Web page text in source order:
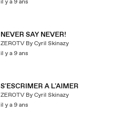
il y a 9 ans
NEVER SAY NEVER!
ZEROTV By Cyril Skinazy
il y a 9 ans
S'ESCRIMER A L'AIMER
ZEROTV By Cyril Skinazy
il y a 9 ans